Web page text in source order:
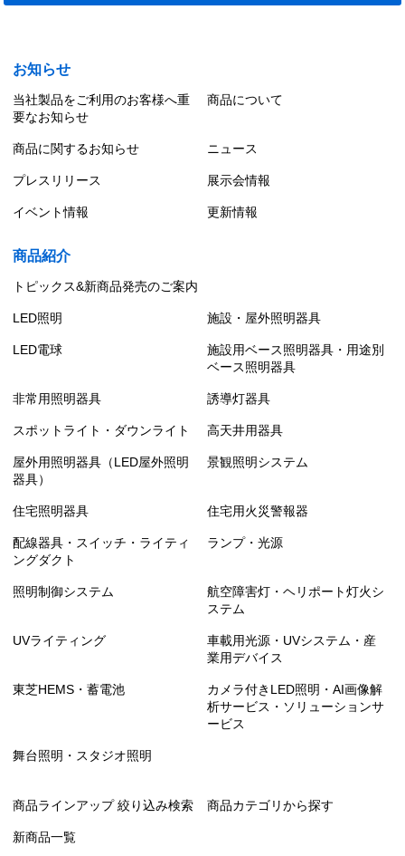
お知らせ
当社製品をご利用のお客様へ重
要なお知らせ
商品について
商品に関するお知らせ ニュース
プレスリリース 展示会情報
イベント情報 更新情報
商品紹介
トピックス&新商品発売のご案内
LED照明 施設・屋外照明器具
LED電球
施設用ベース照明器具・用途別
ベース照明器具
非常用照明器具 誘導灯器具
スポットライト・ダウンライト 高天井用器具
屋外用照明器具（LED屋外照明
器具）
景観照明システム
住宅照明器具 住宅用火災警報器
配線器具・スイッチ・ライティ
ングダクト
ランプ・光源
照明制御システム
航空障害灯・ヘリポート灯火シ
ステム
UVライティング
車載用光源・UVシステム・産
業用デバイス
東芝HEMS・蓄電池
カメラ付きLED照明・AI画像解
析サービス・ソリューションサ
ービス
舞台照明・スタジオ照明
商品ラインアップ 絞り込み検索 商品カテゴリから探す
新商品一覧